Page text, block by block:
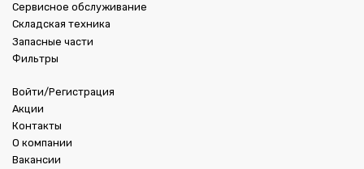
Сервисное обслуживание
Складская техника
Запасные части
Фильтры
Войти/Регистрация
Акции
Контакты
О компании
Вакансии